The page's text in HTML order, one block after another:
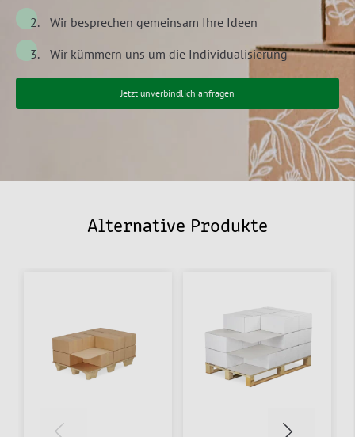
Wir besprechen gemeinsam Ihre Ideen
Wir kümmern uns um die Individualisierung
Jetzt unverbindlich anfragen
Alternative Produkte